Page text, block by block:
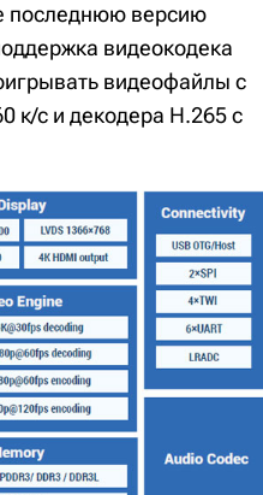
последнюю версию
видеокодека
видеофайлы с
к/с и декодера H.265 с